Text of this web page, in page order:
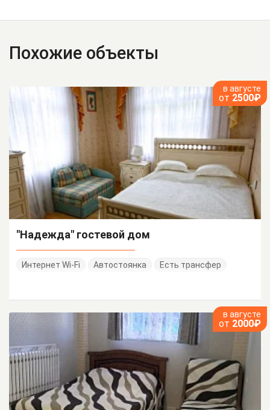
Похожие объекты
в августе
от 2500₽
"Надежда" гостевой дом
Интернет Wi-Fi Автостоянка Есть трансфер
в августе
от 2000₽